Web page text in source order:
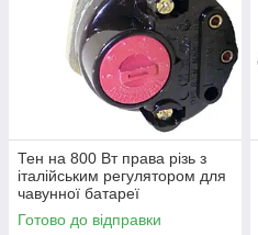
Тен на 800 Вт права різь з
італійським регулятором для
чавунної батареї
Готово до відправки